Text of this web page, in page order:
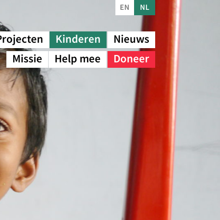
Kinderen
Nieuws
Missie
Help mee Doneer
NL
EN